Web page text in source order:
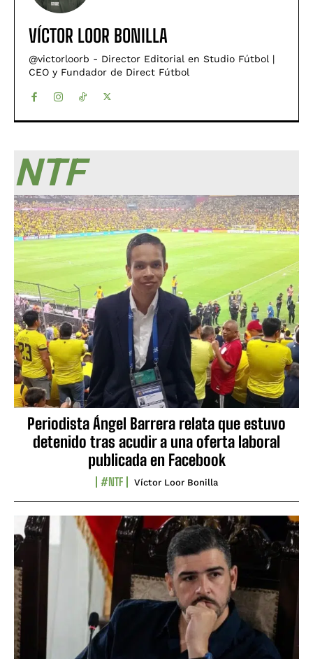
VÍCTOR LOOR BONILLA
@victorloorb - Director Editorial en Studio Fútbol |
CEO y Fundador de Direct Fútbol
NTF
Periodista Ángel Barrera relata que estuvo
detenido tras acudir a una oferta laboral
publicada en Facebook
#NTF Víctor Loor Bonilla